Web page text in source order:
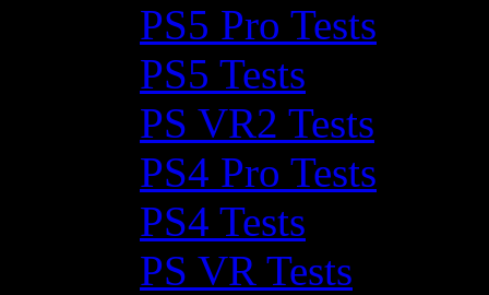
PS5 Pro Tests
PS5 Tests
PS VR2 Tests
PS4 Pro Tests
PS4 Tests
PS VR Tests